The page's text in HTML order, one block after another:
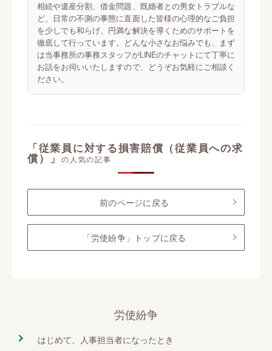
相続や遺産分割、借金問題、既婚者との男女トラブルな
ど、日常の不測の事態に直面した皆様の心理的なご負担
を少しでも和らげ、円満な解決を導くためのサポートを
徹底して行っています。どんな小さなお悩みでも、まず
は当事務所の事務スタッフがLINEのチャットにて丁寧に
お話をお伺いいたしますので、どうぞお気軽にご相談く
ださい。
「従業員に対する損害賠償（従業員への求
償）」の人気の記事
前のページに戻る
「労使紛争」トップに戻る
労使紛争
はじめて、人事担当者になったとき